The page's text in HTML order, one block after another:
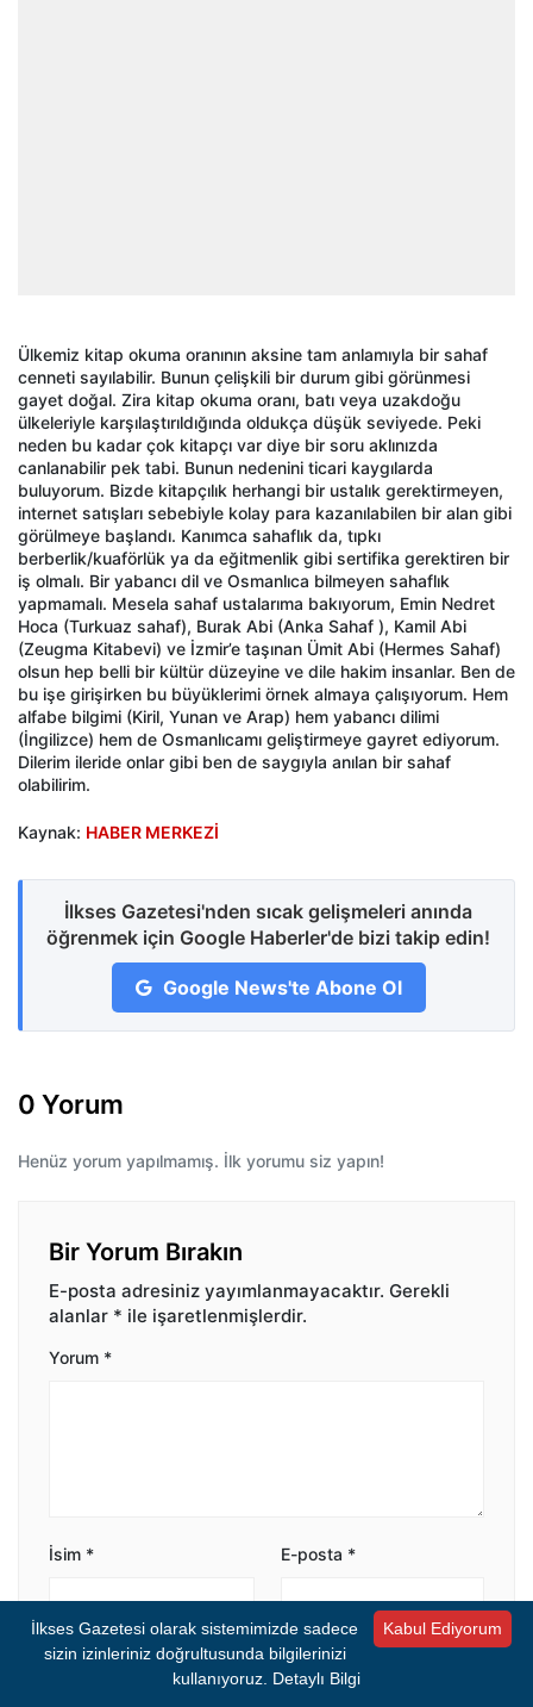
Ülkemiz kitap okuma oranının aksine tam anlamıyla bir sahaf
cenneti sayılabilir. Bunun çelişkili bir durum gibi görünmesi
gayet doğal. Zira kitap okuma oranı, batı veya uzakdoğu
ülkeleriyle karşılaştırıldığında oldukça düşük seviyede. Peki
neden bu kadar çok kitapçı var diye bir soru aklınızda
canlanabilir pek tabi. Bunun nedenini ticari kaygılarda
buluyorum. Bizde kitapçılık herhangi bir ustalık gerektirmeyen,
internet satışları sebebiyle kolay para kazanılabilen bir alan gibi
görülmeye başlandı. Kanımca sahaflık da, tıpkı
berberlik/kuaförlük ya da eğitmenlik gibi sertifika gerektiren bir
iş olmalı. Bir yabancı dil ve Osmanlıca bilmeyen sahaflık
yapmamalı. Mesela sahaf ustalarıma bakıyorum, Emin Nedret
Hoca (Turkuaz sahaf), Burak Abi (Anka Sahaf ), Kamil Abi
(Zeugma Kitabevi) ve İzmir’e taşınan Ümit Abi (Hermes Sahaf)
olsun hep belli bir kültür düzeyine ve dile hakim insanlar. Ben de
bu işe girişirken bu büyüklerimi örnek almaya çalışıyorum. Hem
alfabe bilgimi (Kiril, Yunan ve Arap) hem yabancı dilimi
(İngilizce) hem de Osmanlıcamı geliştirmeye gayret ediyorum.
Dilerim ileride onlar gibi ben de saygıyla anılan bir sahaf
olabilirim.
Kaynak: HABER MERKEZİ
İlkses Gazetesi'nden sıcak gelişmeleri anında
öğrenmek için Google Haberler'de bizi takip edin!
Google News'te Abone Ol
0 Yorum
Henüz yorum yapılmamış. İlk yorumu siz yapın!
Bir Yorum Bırakın
E-posta adresiniz yayımlanmayacaktır. Gerekli
alanlar * ile işaretlenmişlerdir.
Yorum *
İsim * E-posta *
Bir dahaki sefere yorum yaptığımda kullanılmak
üzere adımı ve e-posta adresimi bu tarayıcıya
Kabul Ediyorum
İlkses Gazetesi olarak sistemimizde sadece
sizin izinleriniz doğrultusunda bilgilerinizi
kullanıyoruz. Detaylı Bilgi